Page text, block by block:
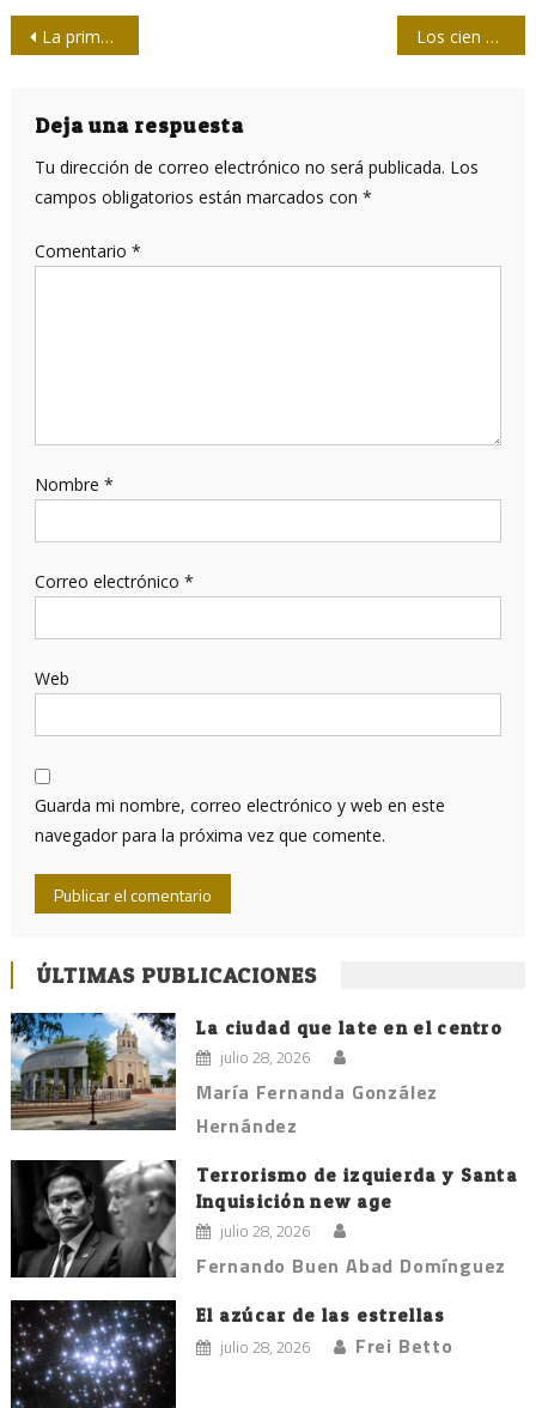
Navegación
entradas
La primera vez que Enrique Núñez Rodríguez vio un juego de pelota… Los cien años del vecino de los bajos
Deja una respuesta
Tu dirección de correo electrónico no será publicada. Los
campos obligatorios están marcados con *
Comentario *
Nombre *
Correo electrónico *
Web
Guarda mi nombre, correo electrónico y web en este
navegador para la próxima vez que comente.
ÚLTIMAS PUBLICACIONES
La ciudad que late en el centro
julio 28, 2026
María Fernanda González
Hernández
Terrorismo de izquierda y Santa
Inquisición new age
julio 28, 2026
Fernando Buen Abad Domínguez
El azúcar de las estrellas
julio 28, 2026 Frei Betto